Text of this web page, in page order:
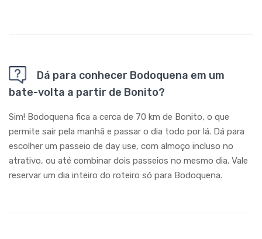
Dá para conhecer Bodoquena em um
bate-volta a partir de Bonito?
Sim! Bodoquena fica a cerca de 70 km de Bonito, o que
permite sair pela manhã e passar o dia todo por lá. Dá para
escolher um passeio de day use, com almoço incluso no
atrativo, ou até combinar dois passeios no mesmo dia. Vale
reservar um dia inteiro do roteiro só para Bodoquena.